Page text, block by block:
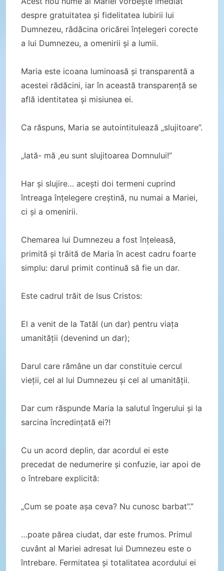
despre gratuitatea și fidelitatea Iubirii lui
Dumnezeu, rădăcina oricărei înțelegeri corecte
a lui Dumnezeu, a omenirii și a lumii.
Maria este icoana luminoasă și transparentă a
acestei rădăcini, iar în această transparență se
află identitatea și misiunea ei.
Ca răspuns, Maria se autointitulează „slujitoare”.
„Iată- mă ,eu sunt slujitoarea Domnului!”
Har și slujire… acești doi termeni cuprind
întreaga înțelegere creștină, nu numai a Mariei,
ci și a omenirii.
Chemarea lui Dumnezeu a fost înțeleasă,
primită și trăită de Maria în acest cadru foarte
simplu: darul primit continuă să fie un dar.
Este cadrul trăit de Isus Cristos:
El a venit de la Tatăl (un dar) pentru viața
umanității (devenind un dar);
Darul care rămâne un dar constituie cercul
vieții, cel al lui Dumnezeu și cel al umanității.
Dar cum răspunde Maria la salutul îngerului și la
sarcina încredințată ei?!
Cu un acord deplin, dar acordul ei este
precedat de nedumerire și confuzie, iar apoi de
o întrebare explicită:
„Cum se poate așa ceva? Nu cunosc barbat”.”
…poate părea ciudat, dar este frumos. Primul
cuvânt al Mariei adresat lui Dumnezeu este o
întrebare. Fermitatea și totalitatea acordului ei